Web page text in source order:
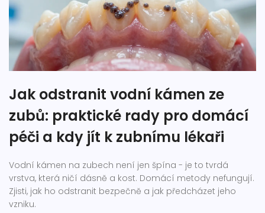
Jak odstranit vodní kámen ze
zubů: praktické rady pro domácí
péči a kdy jít k zubnímu lékaři
Vodní kámen na zubech není jen špína - je to tvrdá
vrstva, která ničí dásně a kost. Domácí metody nefungují.
Zjisti, jak ho odstranit bezpečně a jak předcházet jeho
vzniku.